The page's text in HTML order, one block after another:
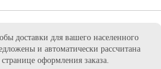
доставки для вашего населенного
и автоматически рассчитана
оформления заказа.